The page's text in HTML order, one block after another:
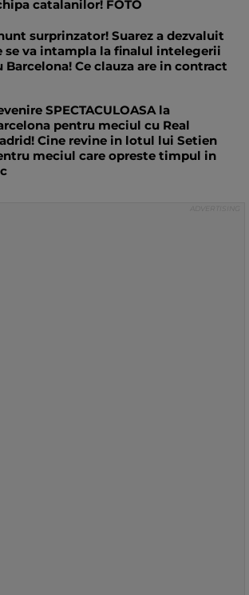
catalanilor! FOTO
surprinzator! Suarez a dezvaluit
se va intampla la finalul intelegerii
Barcelona! Ce clauza are in contract
SPECTACULOASA la
pentru meciul cu Real
Cine revine in lotul lui Setien
meciul care opreste timpul in